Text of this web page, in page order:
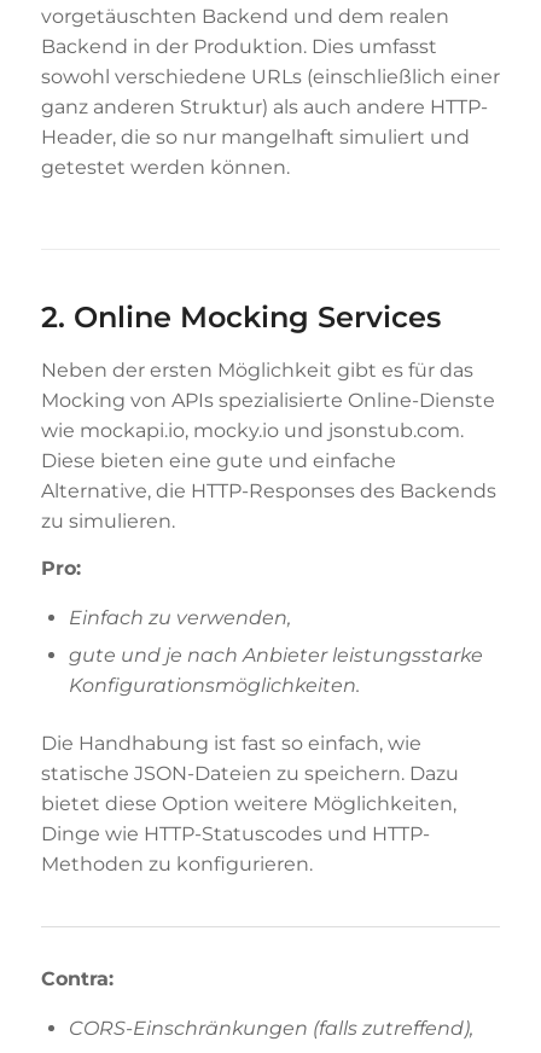
vorgetäuschten Backend und dem realen
Backend in der Produktion. Dies umfasst
sowohl verschiedene URLs (einschließlich einer
ganz anderen Struktur) als auch andere HTTP-
Header, die so nur mangelhaft simuliert und
getestet werden können.
2. Online Mocking Services
Neben der ersten Möglichkeit gibt es für das
Mocking von APIs spezialisierte Online-Dienste
wie mockapi.io, mocky.io und jsonstub.com.
Diese bieten eine gute und einfache
Alternative, die HTTP-Responses des Backends
zu simulieren.
Pro:
Einfach zu verwenden,
gute und je nach Anbieter leistungsstarke
Konfigurationsmöglichkeiten.
Die Handhabung ist fast so einfach, wie
statische JSON-Dateien zu speichern. Dazu
bietet diese Option weitere Möglichkeiten,
Dinge wie HTTP-Statuscodes und HTTP-
Methoden zu konfigurieren.
Contra:
CORS-Einschränkungen (falls zutreffend),